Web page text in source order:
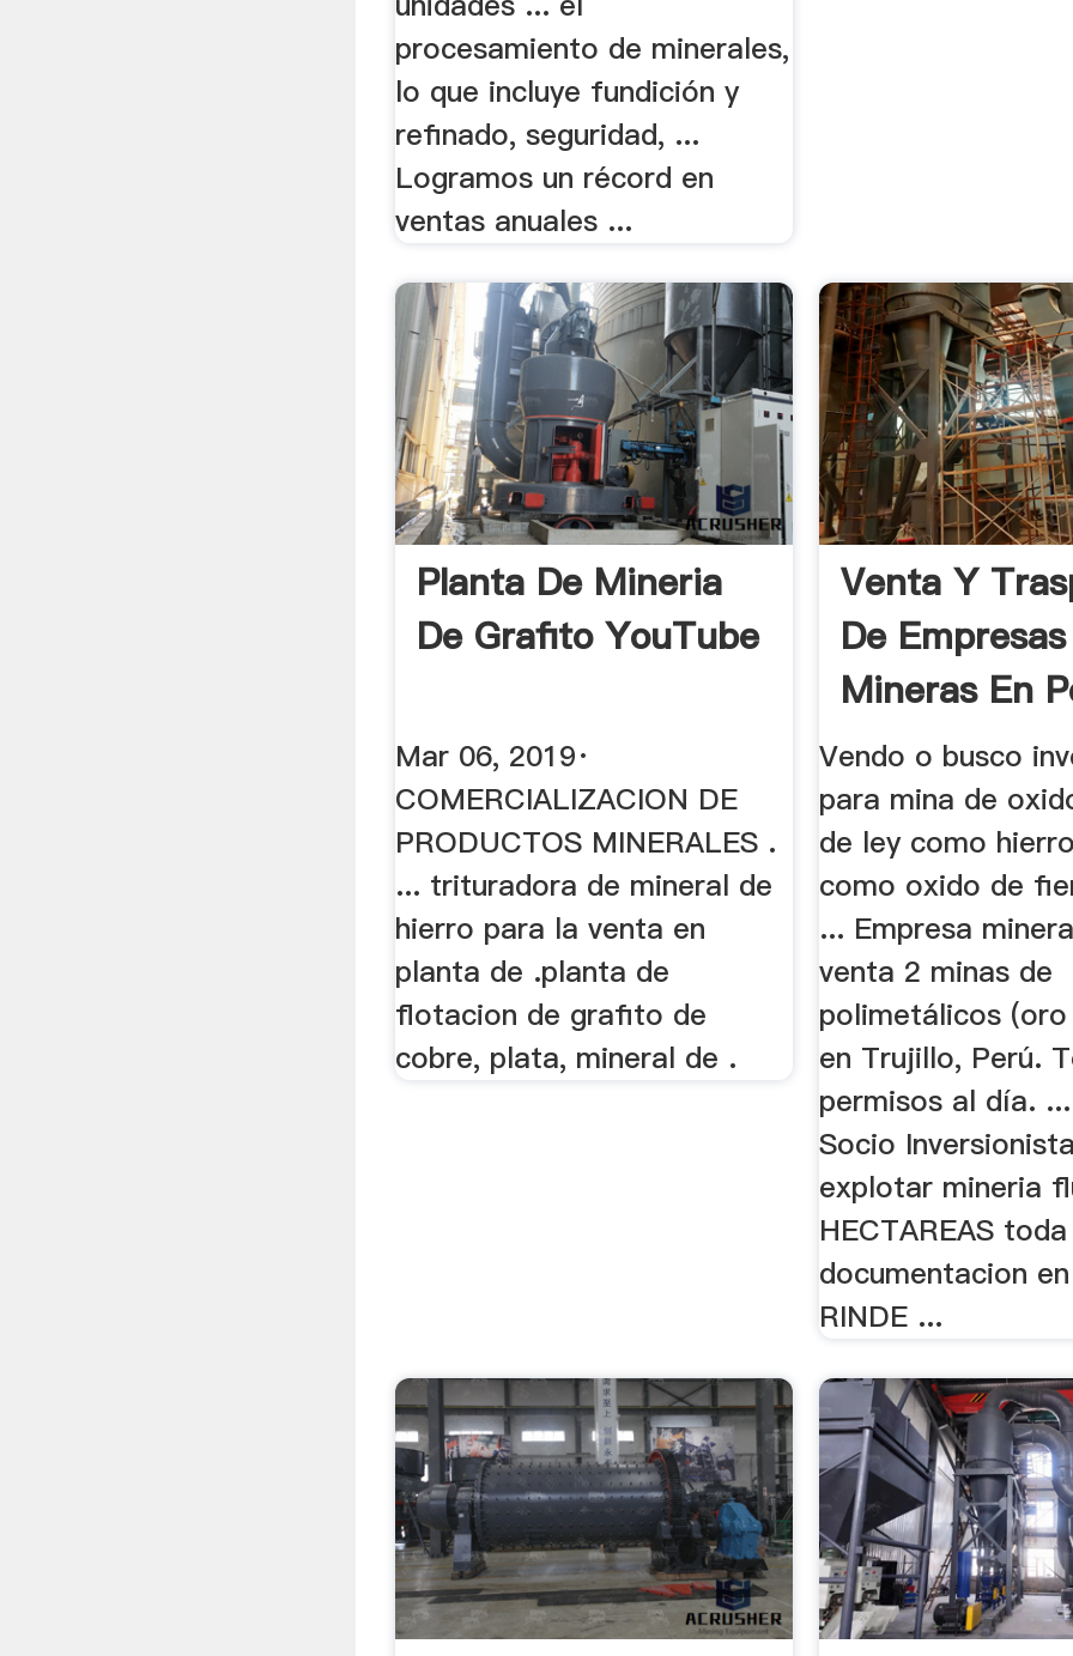
procesamiento de minerales,
lo que incluye fundición y
refinado, seguridad, ...
Logramos un récord en
ventas anuales ...
Planta De Mineria
De Grafito YouTube
Mar 06, 2019·
COMERCIALIZACION DE
PRODUCTOS MINERALES .
... trituradora de mineral de
hierro para la venta en
planta de .planta de
flotacion de grafito de
cobre, plata, mineral de .
Venta Y
De Empresas
Mineras En
Vendo o busco
para mina de
de ley como
como oxido de
... Empresa
venta 2 minas de
polimetálicos
en Trujillo, Perú.
permisos al día.
Socio
explotar mineria
HECTAREAS
documentacion
RINDE ...